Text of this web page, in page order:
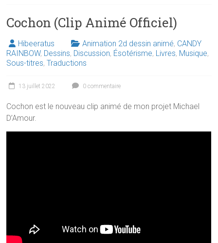
Cochon (Clip Animé Officiel)
Hibeeratus Animation 2d dessin animé, CANDY
RAINBOW, Dessins, Discussion, Ésotérisme, Livres, Musique,
Sous-titres,Traductions
13 juillet 2022 0 commentaire
Cochon est le nouveau clip animé de mon projet Michael
D’Amour.